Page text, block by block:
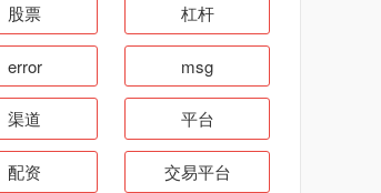
股票 杠杆
error msg
渠道 平台
配资 交易平台